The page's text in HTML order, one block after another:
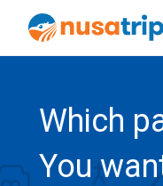
Which
You